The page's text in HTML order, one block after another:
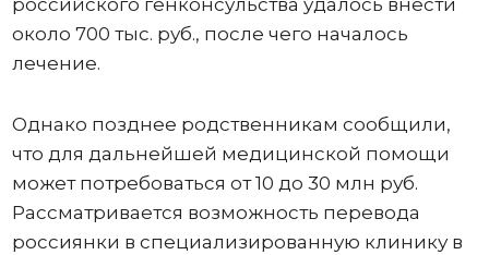
российского генконсульства удалось внести
около 700 тыс. руб., после чего началось
лечение.
Однако позднее родственникам сообщили,
что для дальнейшей медицинской помощи
может потребоваться от 10 до 30 млн руб.
Рассматривается возможность перевода
россиянки в специализированную клинику в